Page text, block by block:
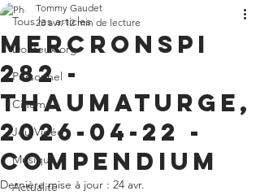
Tous les articles
Douteux.org
Personnel
Cinéma
Jeu Vidéo
Musique
Actualité
Mercronspi
282 -
Thaumaturge,
2026-04-22 -
compendium
Tommy Gaudet
23 avr. 12 min de lecture
Dernière mise à jour : 24 avr.